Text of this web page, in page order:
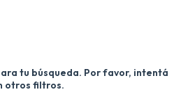
tu búsqueda. Por favor, intentá
otros filtros.